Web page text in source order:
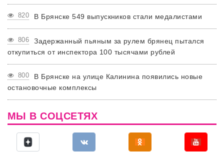
820 В Брянске 549 выпускников стали медалистами
806
Задержанный пьяным за рулем брянец пытался
откупиться от инспектора 100 тысячами рублей
800
В Брянске на улице Калинина появились новые
остановочные комплексы
МЫ В СОЦСЕТЯХ